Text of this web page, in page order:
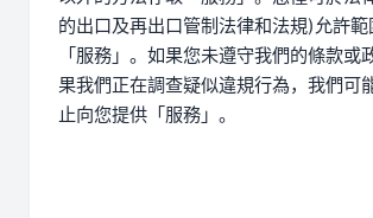
的出口及再出口管制法律和法規)允許範
「服務」。如果您未遵守我們的條款或
果我們正在調查疑似違規行為，我們可
止向您提供「服務」。